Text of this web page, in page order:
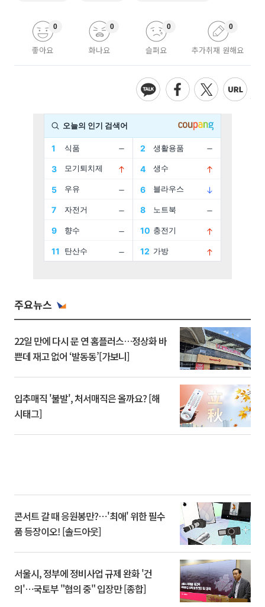
좋아요
0
화나요
0
슬퍼요
0
추가취재 원해요
0
주요뉴스
22일 만에 다시 문 연 홈플러스…정상화 바
쁜데 재고 없어 ‘발동동’[가보니]
입추매직 '불발', 처서매직은 올까요? [해
시태그]
콘서트 갈 때 응원봉만?⋯'최애' 위한 필수
품 등장이오! [솔드아웃]
서울시, 정부에 정비사업 규제 완화 '건
의'⋯국토부 "협의 중" 입장만 [종합]